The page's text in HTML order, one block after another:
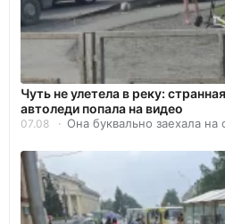
Чуть не улетела в реку:
автоледи попала на видео
07.08 Она буквально заехала